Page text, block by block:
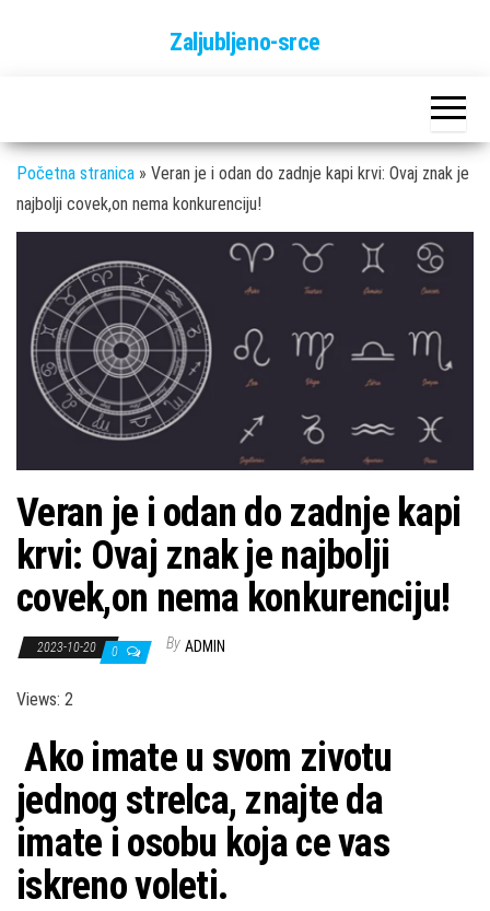
Zaljubljeno-srce
Početna stranica » Veran je i odan do zadnje kapi krvi: Ovaj znak je
najbolji covek,on nema konkurenciju!
Veran je i odan do zadnje kapi
krvi: Ovaj znak je najbolji
covek,on nema konkurenciju!
2023-10-20 0 By ADMIN
Views: 2
Ako imate u svom zivotu
jednog strelca, znajte da
imate i osobu koja ce vas
iskreno voleti.